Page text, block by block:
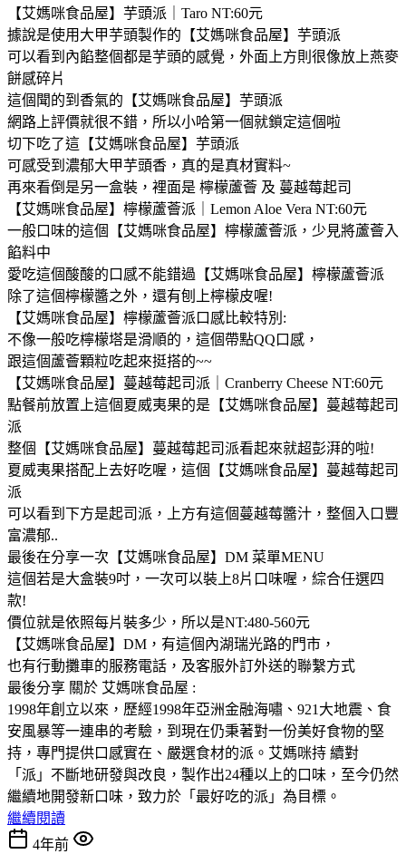
【艾媽咪食品屋】芋頭派｜Taro NT:60元
據說是使用大甲芋頭製作的【艾媽咪食品屋】芋頭派
可以看到內餡整個都是芋頭的感覺，外面上方則很像放上燕麥
餅感碎片
這個聞的到香氣的【艾媽咪食品屋】芋頭派
網路上評價就很不錯，所以小哈第一個就鎖定這個啦
切下吃了這【艾媽咪食品屋】芋頭派
可感受到濃郁大甲芋頭香，真的是真材實料~
再來看倒是另一盒裝，裡面是 檸檬蘆薈 及 蔓越莓起司
【艾媽咪食品屋】檸檬蘆薈派｜Lemon Aloe Vera NT:60元
一般口味的這個【艾媽咪食品屋】檸檬蘆薈派，少見將蘆薈入
餡料中
愛吃這個酸酸的口感不能錯過【艾媽咪食品屋】檸檬蘆薈派
除了這個檸檬醬之外，還有刨上檸檬皮喔!
【艾媽咪食品屋】檸檬蘆薈派口感比較特別:
不像一般吃檸檬塔是滑順的，這個帶點QQ口感，
跟這個蘆薈顆粒吃起來挺搭的~~
【艾媽咪食品屋】蔓越莓起司派｜Cranberry Cheese NT:60元
點餐前放置上這個夏威夷果的是【艾媽咪食品屋】蔓越莓起司
派
整個【艾媽咪食品屋】蔓越莓起司派看起來就超彭湃的啦!
夏威夷果搭配上去好吃喔，這個【艾媽咪食品屋】蔓越莓起司
派
可以看到下方是起司派，上方有這個蔓越莓醬汁，整個入口豐
富濃郁..
最後在分享一次【艾媽咪食品屋】DM 菜單MENU
這個若是大盒裝9吋，一次可以裝上8片口味喔，綜合任選四
款!
價位就是依照每片裝多少，所以是NT:480-560元
【艾媽咪食品屋】DM，有這個內湖瑞光路的門市，
也有行動攤車的服務電話，及客服外訂外送的聯繫方式
最後分享 關於 艾媽咪食品屋 :
1998年創立以來，歷經1998年亞洲金融海嘯、921大地震、食
安風暴等一連串的考驗，到現在仍秉著對一份美好食物的堅
持，專門提供口感實在、嚴選食材的派。艾媽咪持 續對
「派」不斷地研發與改良，製作出24種以上的口味，至今仍然
繼續地開發新口味，致力於「最好吃的派」為目標。
繼續閱讀
4年前